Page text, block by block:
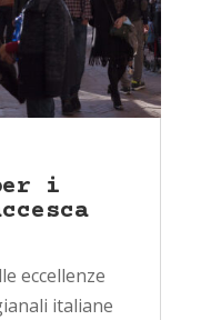
i
eccellenze
italiane